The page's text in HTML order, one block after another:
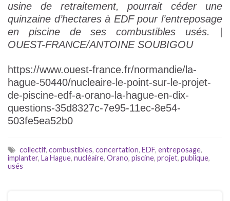
usine de retraitement, pourrait céder une
quinzaine d’hectares à EDF pour l’entreposage
en piscine de ses combustibles usés. |
OUEST-FRANCE/ANTOINE SOUBIGOU
https://www.ouest-france.fr/normandie/la-
hague-50440/nucleaire-le-point-sur-le-projet-
de-piscine-edf-a-orano-la-hague-en-dix-
questions-35d8327c-7e95-11ec-8e54-
503fe5ea52b0
collectif, combustibles, concertation, EDF, entreposage,
implanter, La Hague, nucléaire, Orano, piscine, projet, publique,
usés